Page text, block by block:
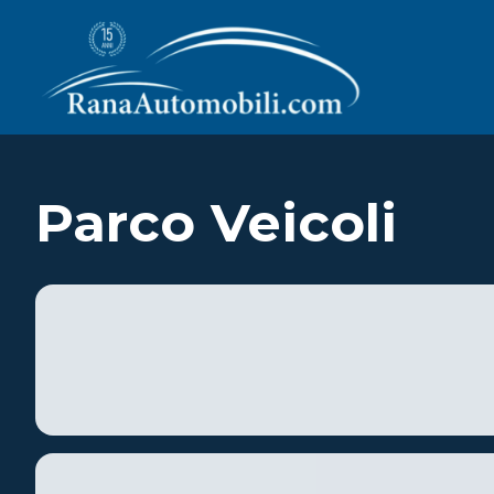
Parco Veicoli